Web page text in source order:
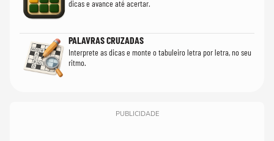
dicas e avance até acertar.
PALAVRAS CRUZADAS
Interprete as dicas e monte o tabuleiro letra por letra, no seu
ritmo.
PUBLICIDADE